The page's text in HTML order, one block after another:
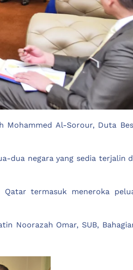
Mohammed Al-Sorour, Duta
dua negara yang sedia terjalin
termasuk meneroka
Noorazah Omar, SUB,